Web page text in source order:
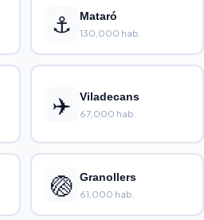
⚓ Mataró
130,000 hab.
✈️ Viladecans
67,000 hab.
🏐 Granollers
61,000 hab.